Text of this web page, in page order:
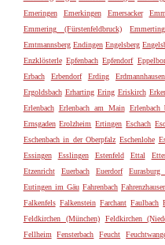
Emeringen
Emerkingen Emersacker
Emmering (Fürstenfeldbruck)
Emmerting
Emtmannsberg Endingen Engelsberg
Enzklösterle Epfenbach Epfendorf
Erbach
Erbendorf Erding Erdmannhausen
Ergoldsbach Erharting Ering Eriskirch
Erlenbach Erlenbach am Main Erlenbach
Ernsgaden Erolzheim Ertingen Eschach
Eschenbach in der Oberpfalz Eschenlohe
Essingen
Esslingen Estenfeld Ettal
Etzenricht
Euerbach Euerdorf Eurasburg
Eutingen im Gäu Fahrenbach
Falkenfels Falkenstein Farchant Faulbach
Feldkirchen (München)
Feldkirchen
Fellheim
Fensterbach Feucht